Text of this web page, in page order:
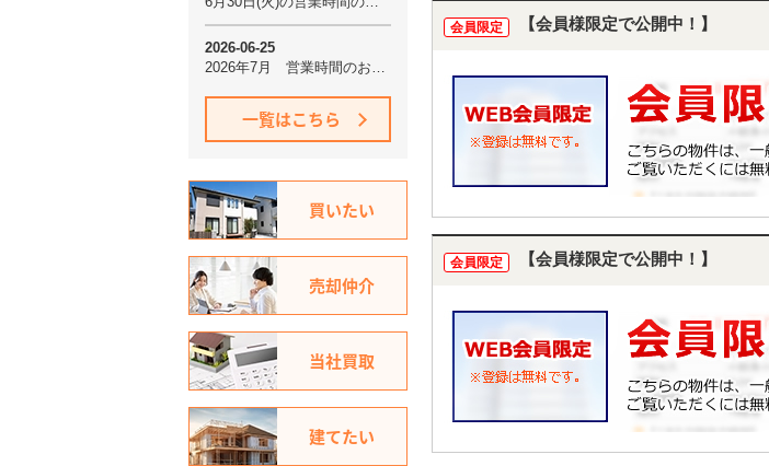
会員限定 【会員様限定で公開中！】
会員限定 【会員様限定で公開中！】
一覧はこちら
買いたい
売却仲介
当社買取
建てたい